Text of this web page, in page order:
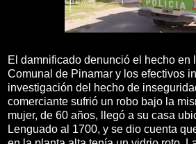
El damnificado denunció el hecho en
Comunal de Pinamar y los efectivos
investigación del hecho de
comerciante sufrió un robo bajo la
mujer, de 60 años, llegó a su casa
Lenguado al 1700, y se dio cuenta